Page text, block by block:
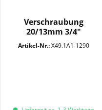
Verschraubung
20/13mm 3/4"
Überwurfmutter...
Artikel-Nr.:X49.1A1-1290